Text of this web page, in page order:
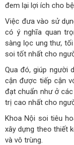
đem lại lợi ích cho
Việc đưa vào sử
có ý nghĩa quan
sàng lọc ung thư,
soi tốt nhất cho
Qua đó, giúp người
cận được tiếp cận
đạt chuẩn như ở các
trị cao nhất cho
Khoa Nội soi tiêu
xây dựng theo thiết
và vô trùng.